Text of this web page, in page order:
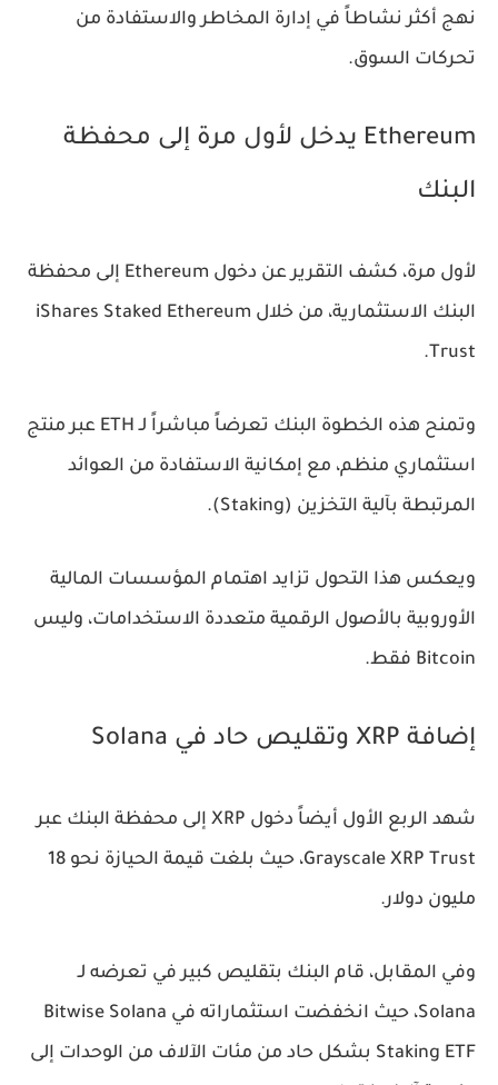
نهج أكثر نشاطاً في إدارة المخاطر والاستفادة من
تحركات السوق.
Ethereum يدخل لأول مرة إلى محفظة
البنك
لأول مرة، كشف التقرير عن دخول Ethereum إلى محفظة
البنك الاستثمارية، من خلال iShares Staked Ethereum
Trust.
وتمنح هذه الخطوة البنك تعرضاً مباشراً لـ ETH عبر منتج
استثماري منظم، مع إمكانية الاستفادة من العوائد
المرتبطة بآلية التخزين (Staking).
ويعكس هذا التحول تزايد اهتمام المؤسسات المالية
الأوروبية بالأصول الرقمية متعددة الاستخدامات، وليس
Bitcoin فقط.
إضافة XRP وتقليص حاد في Solana
شهد الربع الأول أيضاً دخول XRP إلى محفظة البنك عبر
Grayscale XRP Trust، حيث بلغت قيمة الحيازة نحو 18
مليون دولار.
وفي المقابل، قام البنك بتقليص كبير في تعرضه لـ
Solana، حيث انخفضت استثماراته في Bitwise Solana
Staking ETF بشكل حاد من مئات الآلاف من الوحدات إلى